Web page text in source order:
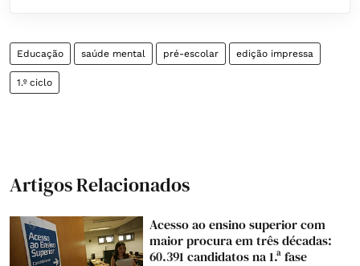
Educação saúde mental pré-escolar edição impressa
1.º ciclo
Artigos Relacionados
Acesso ao ensino superior com
maior procura em três décadas:
60.391 candidatos na 1.ª fase